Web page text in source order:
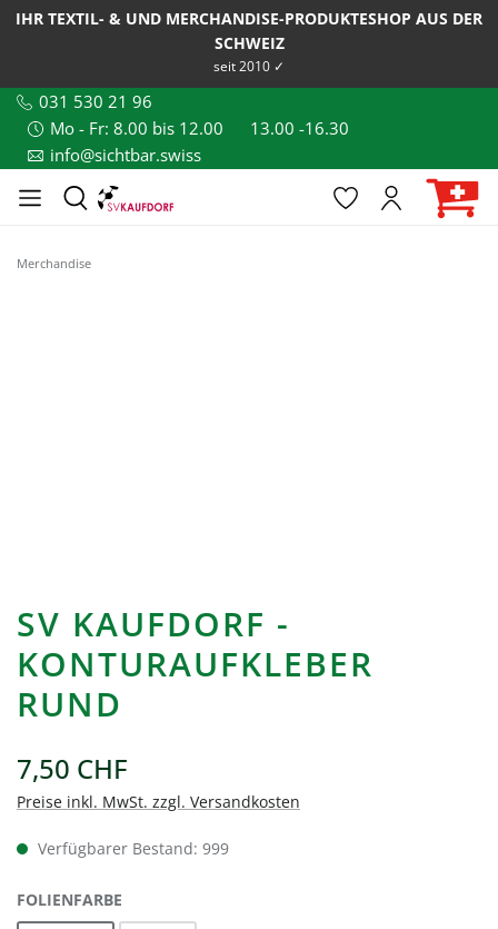
IHR TEXTIL- & UND MERCHANDISE-PRODUKTESHOP AUS DER
SCHWEIZ
seit 2010 ✓
031 530 21 96
Mo - Fr: 8.00 bis 12.00
13.00 -16.30
info@sichtbar.swiss
Merchandise
SV KAUFDORF -
KONTURAUFKLEBER
RUND
7,50 CHF
Preise inkl. MwSt. zzgl. Versandkosten
Verfügbarer Bestand: 999
FOLIENFARBE